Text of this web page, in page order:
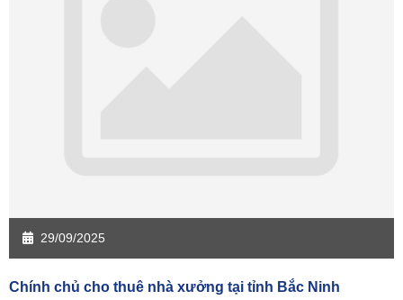
29/09/2025
Chính chủ cho thuê nhà xưởng tại tỉnh Bắc Ninh